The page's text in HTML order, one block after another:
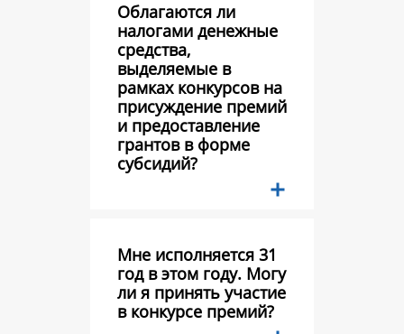
Облагаются ли
налогами денежные
средства,
выделяемые в
рамках конкурсов на
присуждение премий
и предоставление
грантов в форме
субсидий?
Мне исполняется 31
год в этом году. Могу
ли я принять участие
в конкурсе премий?